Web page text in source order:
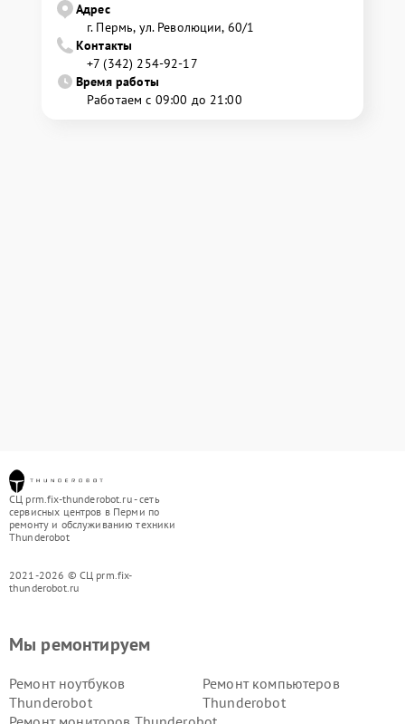
Адрес
г. Пермь, ул. ​Революции, 60/1
Контакты
+7 (342) 254-92-17
Время работы
Работаем с 09:00 до 21:00
СЦ prm.fix-thunderobot.ru - сеть
сервисных центров в Перми по
ремонту и обслуживанию техники
Thunderobot
2021-2026 © СЦ prm.fix-
thunderobot.ru
Мы ремонтируем
Ремонт ноутбуков
Thunderobot
Ремонт компьютеров
Thunderobot